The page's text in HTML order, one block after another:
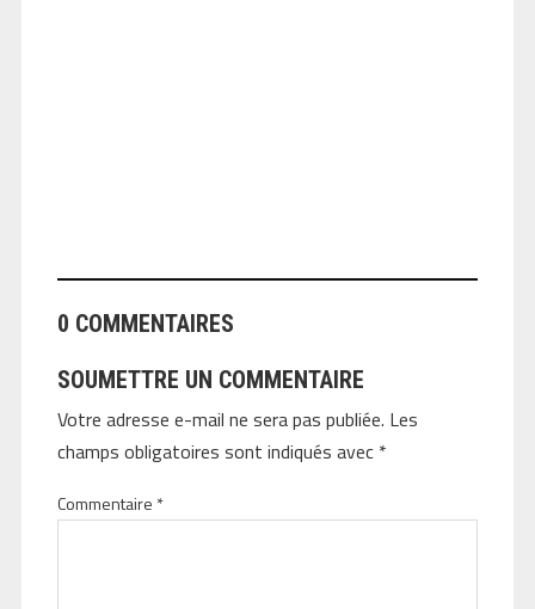
0 COMMENTAIRES
SOUMETTRE UN COMMENTAIRE
Votre adresse e-mail ne sera pas publiée. Les
champs obligatoires sont indiqués avec *
Commentaire *